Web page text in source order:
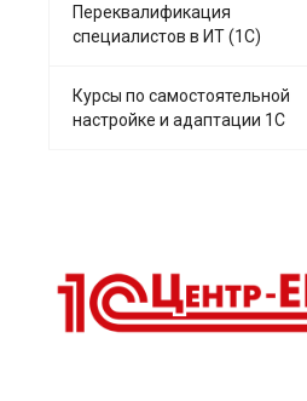
Переквалификация
специалистов в ИТ (1C)
Курсы по самостоятельной
настройке и адаптации 1С